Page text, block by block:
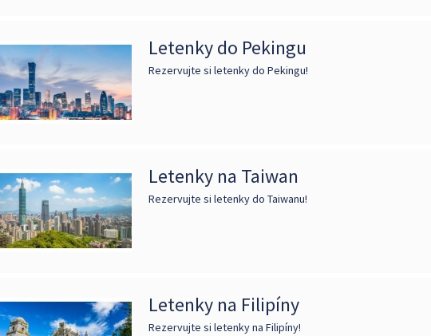
Letenky do Pekingu
Rezervujte si letenky do Pekingu!
Letenky na Taiwan
Rezervujte si letenky do Taiwanu!
Letenky na Filipíny
Rezervujte si letenky na Filipíny!